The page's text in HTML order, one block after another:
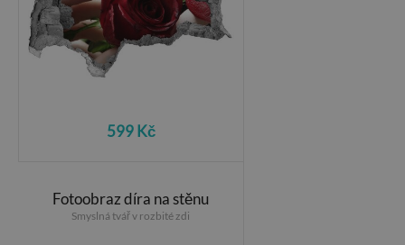
599 Kč
Fotoobraz díra na stěnu
Smyslná tvář v rozbité zdi